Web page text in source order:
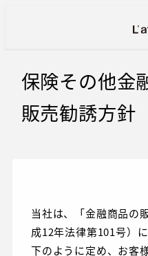
保険その他金
販売勧誘方針
当社は、「金融商品の
成12年法律第101号）
下のように定め、お客